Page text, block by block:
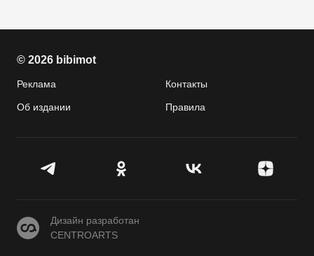
© 2026 bibimot
Реклама Контакты
Об издании Правила
CENTROARTS